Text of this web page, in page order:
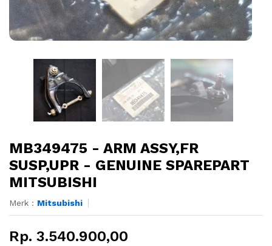
MB349475 - ARM ASSY,FR
SUSP,UPR - GENUINE SPAREPART
MITSUBISHI
Merk : Mitsubishi
Rp. 3.540.900,00